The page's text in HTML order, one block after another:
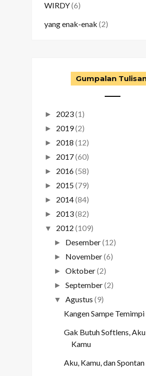
WIRDY(6)
yang enak-enak (2)
Gumpalan
► 2023(1)
► 2019(2)
► 2018 (12)
► 2017(60)
► 2016(58)
► 2015(79)
► 2014(84)
► 2013(82)
▼ 2012 (109)
► Desember(12)
► November(6)
►Oktober(2)
►September(2)
▼ Agustus (9)
Kangen Sampe Temimpi
Gak Butuh Softlens,
Kamu
Aku, Kamu, dan Spontan